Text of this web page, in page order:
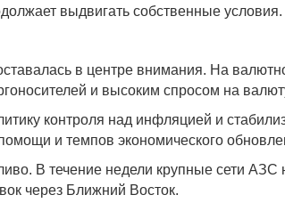
выдвигать собственные условия.
в центре внимания. На
и высоким спросом на
контроля над инфляцией и
и темпов экономического
В течение недели крупные сети
через Ближний Восток.